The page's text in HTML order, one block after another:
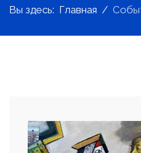
Вы здесь: Главная